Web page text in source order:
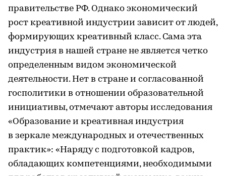
правительстве РФ. Однако экономический
рост креативной индустрии зависит от людей,
формирующих креативный класс. Сама эта
индустрия в нашей стране не является четко
определенным видом экономической
деятельности. Нет в стране и согласованной
госполитики в отношении образовательной
инициативы, отмечают авторы исследования
«Образование и креативная индустрия
в зеркале международных и отечественных
практик»: «Наряду с подготовкой кадров,
обладающих компетенциями, необходимыми